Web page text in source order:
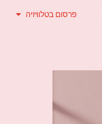
פרסום בטלוויזיה